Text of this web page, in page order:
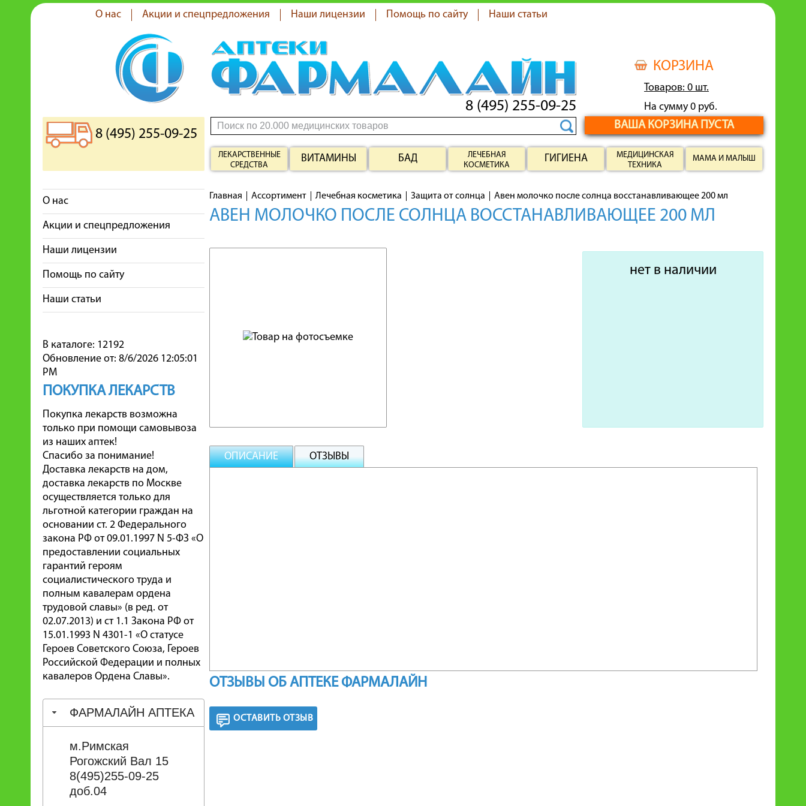
О нас Акции и спецпредложения Наши лицензии Помощь по сайту Наши статьи
КОРЗИНА
Товаров: 0 шт.
На сумму 0 руб.
ВАША КОРЗИНА ПУСТА
8 (495) 255-09-25
8 (495) 255-09-25
ЛЕКАРСТВЕННЫЕ
СРЕДСТВА
ВИТАМИНЫ БАД
ЛЕЧЕБНАЯ
КОСМЕТИКА
ГИГИЕНА
МЕДИЦИНСКАЯ
ТЕХНИКА
МАМА И МАЛЫШ
О нас
Акции и спецпредложения
Наши лицензии
Помощь по сайту
Наши статьи
В каталоге: 12192
Обновление от: 8/6/2026 12:05:01
PM
ПОКУПКА ЛЕКАРСТВ
Покупка лекарств возможна
только при помощи самовывоза
из наших аптек!
Спасибо за понимание!
Доставка лекарств на дом,
доставка лекарств по Москве
осуществляется только для
льготной категории граждан на
основании ст. 2 Федерального
закона РФ от 09.01.1997 N 5-ФЗ «О
предоставлении социальных
гарантий героям
социалистического труда и
полным кавалерам ордена
трудовой славы» (в ред. от
02.07.2013) и ст 1.1 Закона РФ от
15.01.1993 N 4301-1 «О статусе
Героев Советского Союза, Героев
Российской Федерации и полных
кавалеров Ордена Славы».
ФАРМАЛАЙН АПТЕКА
м.Римская
Рогожский Вал 15
8(495)255-09-25
доб.04
Главная Ассортимент Лечебная косметика Защита от солнца Авен молочко после солнца восстанавливающее 200 мл
АВЕН МОЛОЧКО ПОСЛЕ СОЛНЦА ВОССТАНАВЛИВАЮЩЕЕ 200 МЛ
нет в наличии
ОПИСАНИЕ ОТЗЫВЫ
ОТЗЫВЫ ОБ АПТЕКЕ ФАРМАЛАЙН
ОСТАВИТЬ ОТЗЫВ